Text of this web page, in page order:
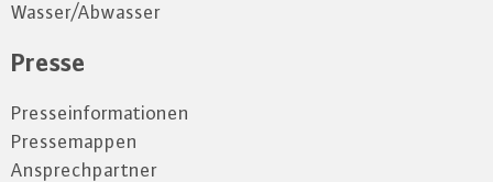
Wasser/Abwasser
Presse
Presseinformationen
Pressemappen
Ansprechpartner